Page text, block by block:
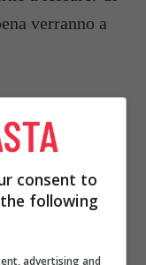
verranno a
uno scolapasta
e conditeli a
consent to
following
advertising and